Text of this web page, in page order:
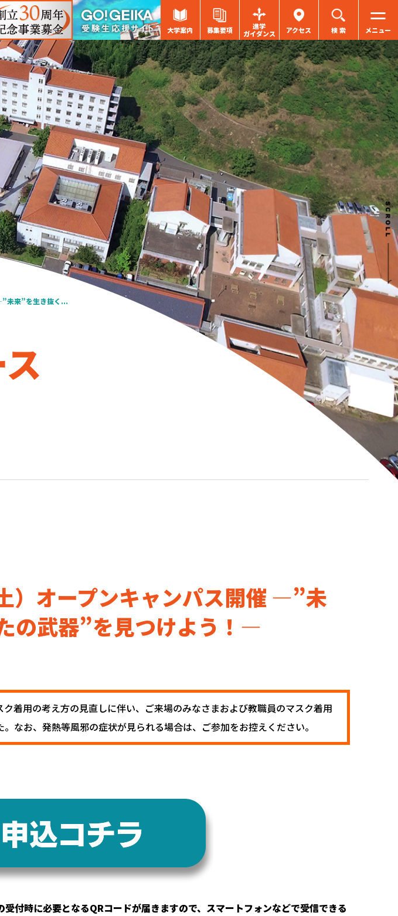
大学案内 募集要項
進学
ガイダンス
アクセス 検 索 メニュー
未来”を生き抜く...
）オープンキャンパス開催 ―”未
の武器”を見つけよう！―
着用の考え方の見直しに伴い、ご来場のみなさまおよび教職員のマスク着用
なお、発熱等風邪の症状が見られる場合は、ご参加をお控えください。
付時に必要となるQRコードが届きますので、スマートフォンなどで受信できる